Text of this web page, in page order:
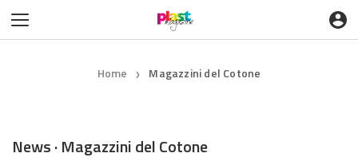
Home ❯ Magazzini del Cotone
News · Magazzini del Cotone